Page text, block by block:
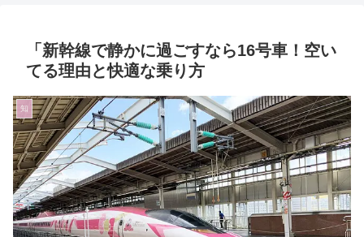
「新幹線で静かに過ごすなら16号車！空い
てる理由と快適な乗り方
知